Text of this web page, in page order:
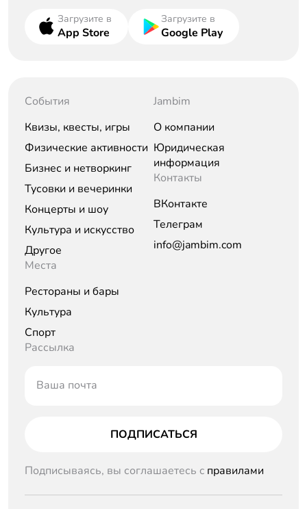
Загрузите в
App Store
Загрузите в
Google Play
События
Квизы, квесты, игры
Физические активности
Бизнес и нетворкинг
Тусовки и вечеринки
Концерты и шоу
Культура и искусство
Другое
Места
Рестораны и бары
Культура
Спорт
Jambim
О компании
Юридическая
информация
Контакты
ВКонтакте
Телеграм
info@jambim.com
Рассылка
Ваша почта
ПОДПИСАТЬСЯ
Подписываясь, вы соглашаетесь c правилами